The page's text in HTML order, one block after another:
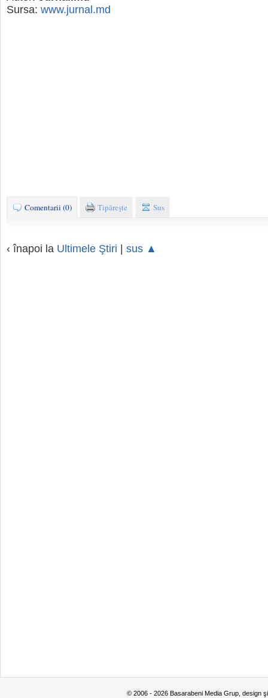
Sursa: www.jurnal.md
Comentarii (0) Tipăreşte Sus
‹ înapoi la Ultimele Ştiri sus ▲
© 2006 - 2026 Basarabeni Media Grup, design